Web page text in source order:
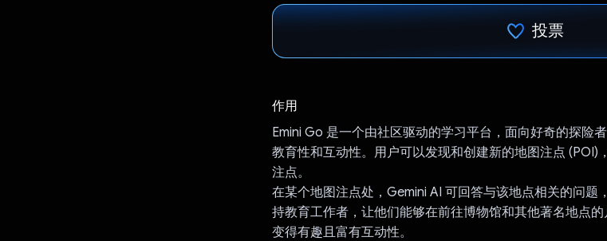
投票
作用
Emini Go 是一个由社区驱动的学习平台，面向好奇的探险
教育性和互动性。用户可以发现和创建新的地图注点 (POI)
注点。
在某个地图注点处，Gemini AI 可回答与该地点相关的问题
持教育工作者，让他们能够在前往博物馆和其他著名地点
变得有趣且富有互动性。